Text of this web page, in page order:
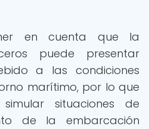
en cuenta que la
puede presentar
a las condiciones
marítimo, por lo que
situaciones de
de la embarcación